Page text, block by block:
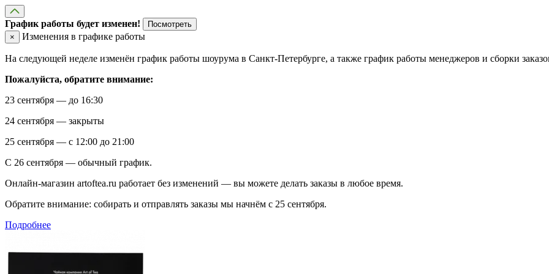
График работы будет изменен!
Посмотреть
×
Изменения в графике работы
На следующей неделе изменён график работы шоурума в Санкт-Петербурге, а также график работы менеджеров и сборки
Пожалуйста, обратите внимание:
23 сентября — до 16:30
24 сентября — закрыты
25 сентября — с 12:00 до 21:00
С 26 сентября — обычный график.
Онлайн-магазин artoftea.ru работает без изменений — вы можете делать заказы в любое время.
Обратите внимание: собирать и отправлять заказы мы начнём с 25 сентября.
Подробнее